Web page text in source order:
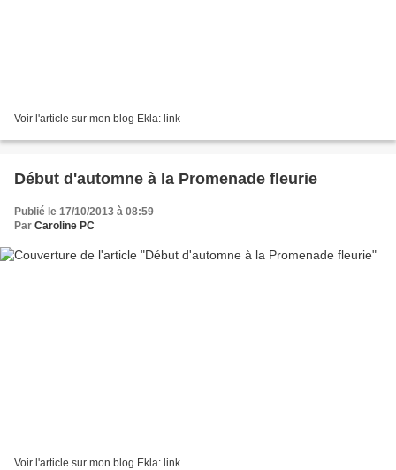
Voir l'article sur mon blog Ekla: link
Début d'automne à la Promenade fleurie
Publié le 17/10/2013 à 08:59
Par Caroline PC
Voir l'article sur mon blog Ekla: link